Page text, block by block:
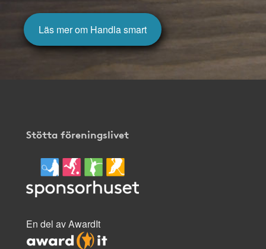
Läs mer om Handla smart
Stötta föreningslivet
En del av AwardIt